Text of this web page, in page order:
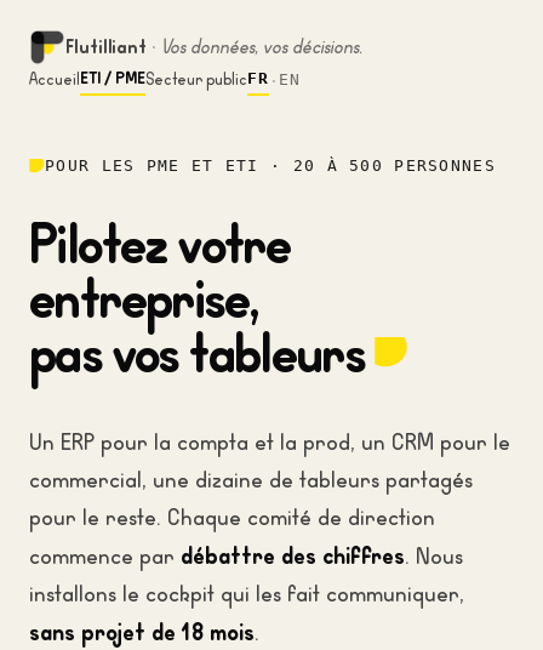
Flutilliant · Vos données, vos décisions.
AccueilETI / PMESecteur publicFR · EN
POUR LES PME ET ETI · 20 À 500 PERSONNES
Pilotez votre
entreprise,
pas vos tableurs
Un ERP pour la compta et la prod, un CRM pour le
commercial, une dizaine de tableurs partagés
pour le reste. Chaque comité de direction
commence par débattre des chiffres. Nous
installons le cockpit qui les fait communiquer,
sans projet de 18 mois.